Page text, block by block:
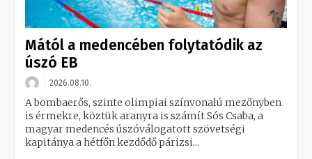
Mától a medencében folytatódik az
úszó EB
2026.08.10.
A bombaerős, szinte olimpiai színvonalú mezőnyben
is érmekre, köztük aranyra is számít Sós Csaba, a
magyar medencés úszóválogatott szövetségi
kapitánya a hétfőn kezdődő párizsi...